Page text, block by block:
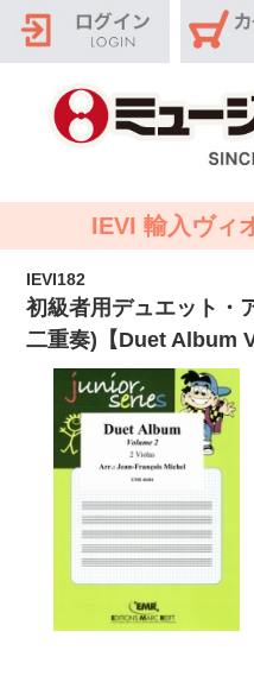
IEVI 輸入ヴィ
IEVI182
初級者用デュエット・
二重奏)【Duet Album